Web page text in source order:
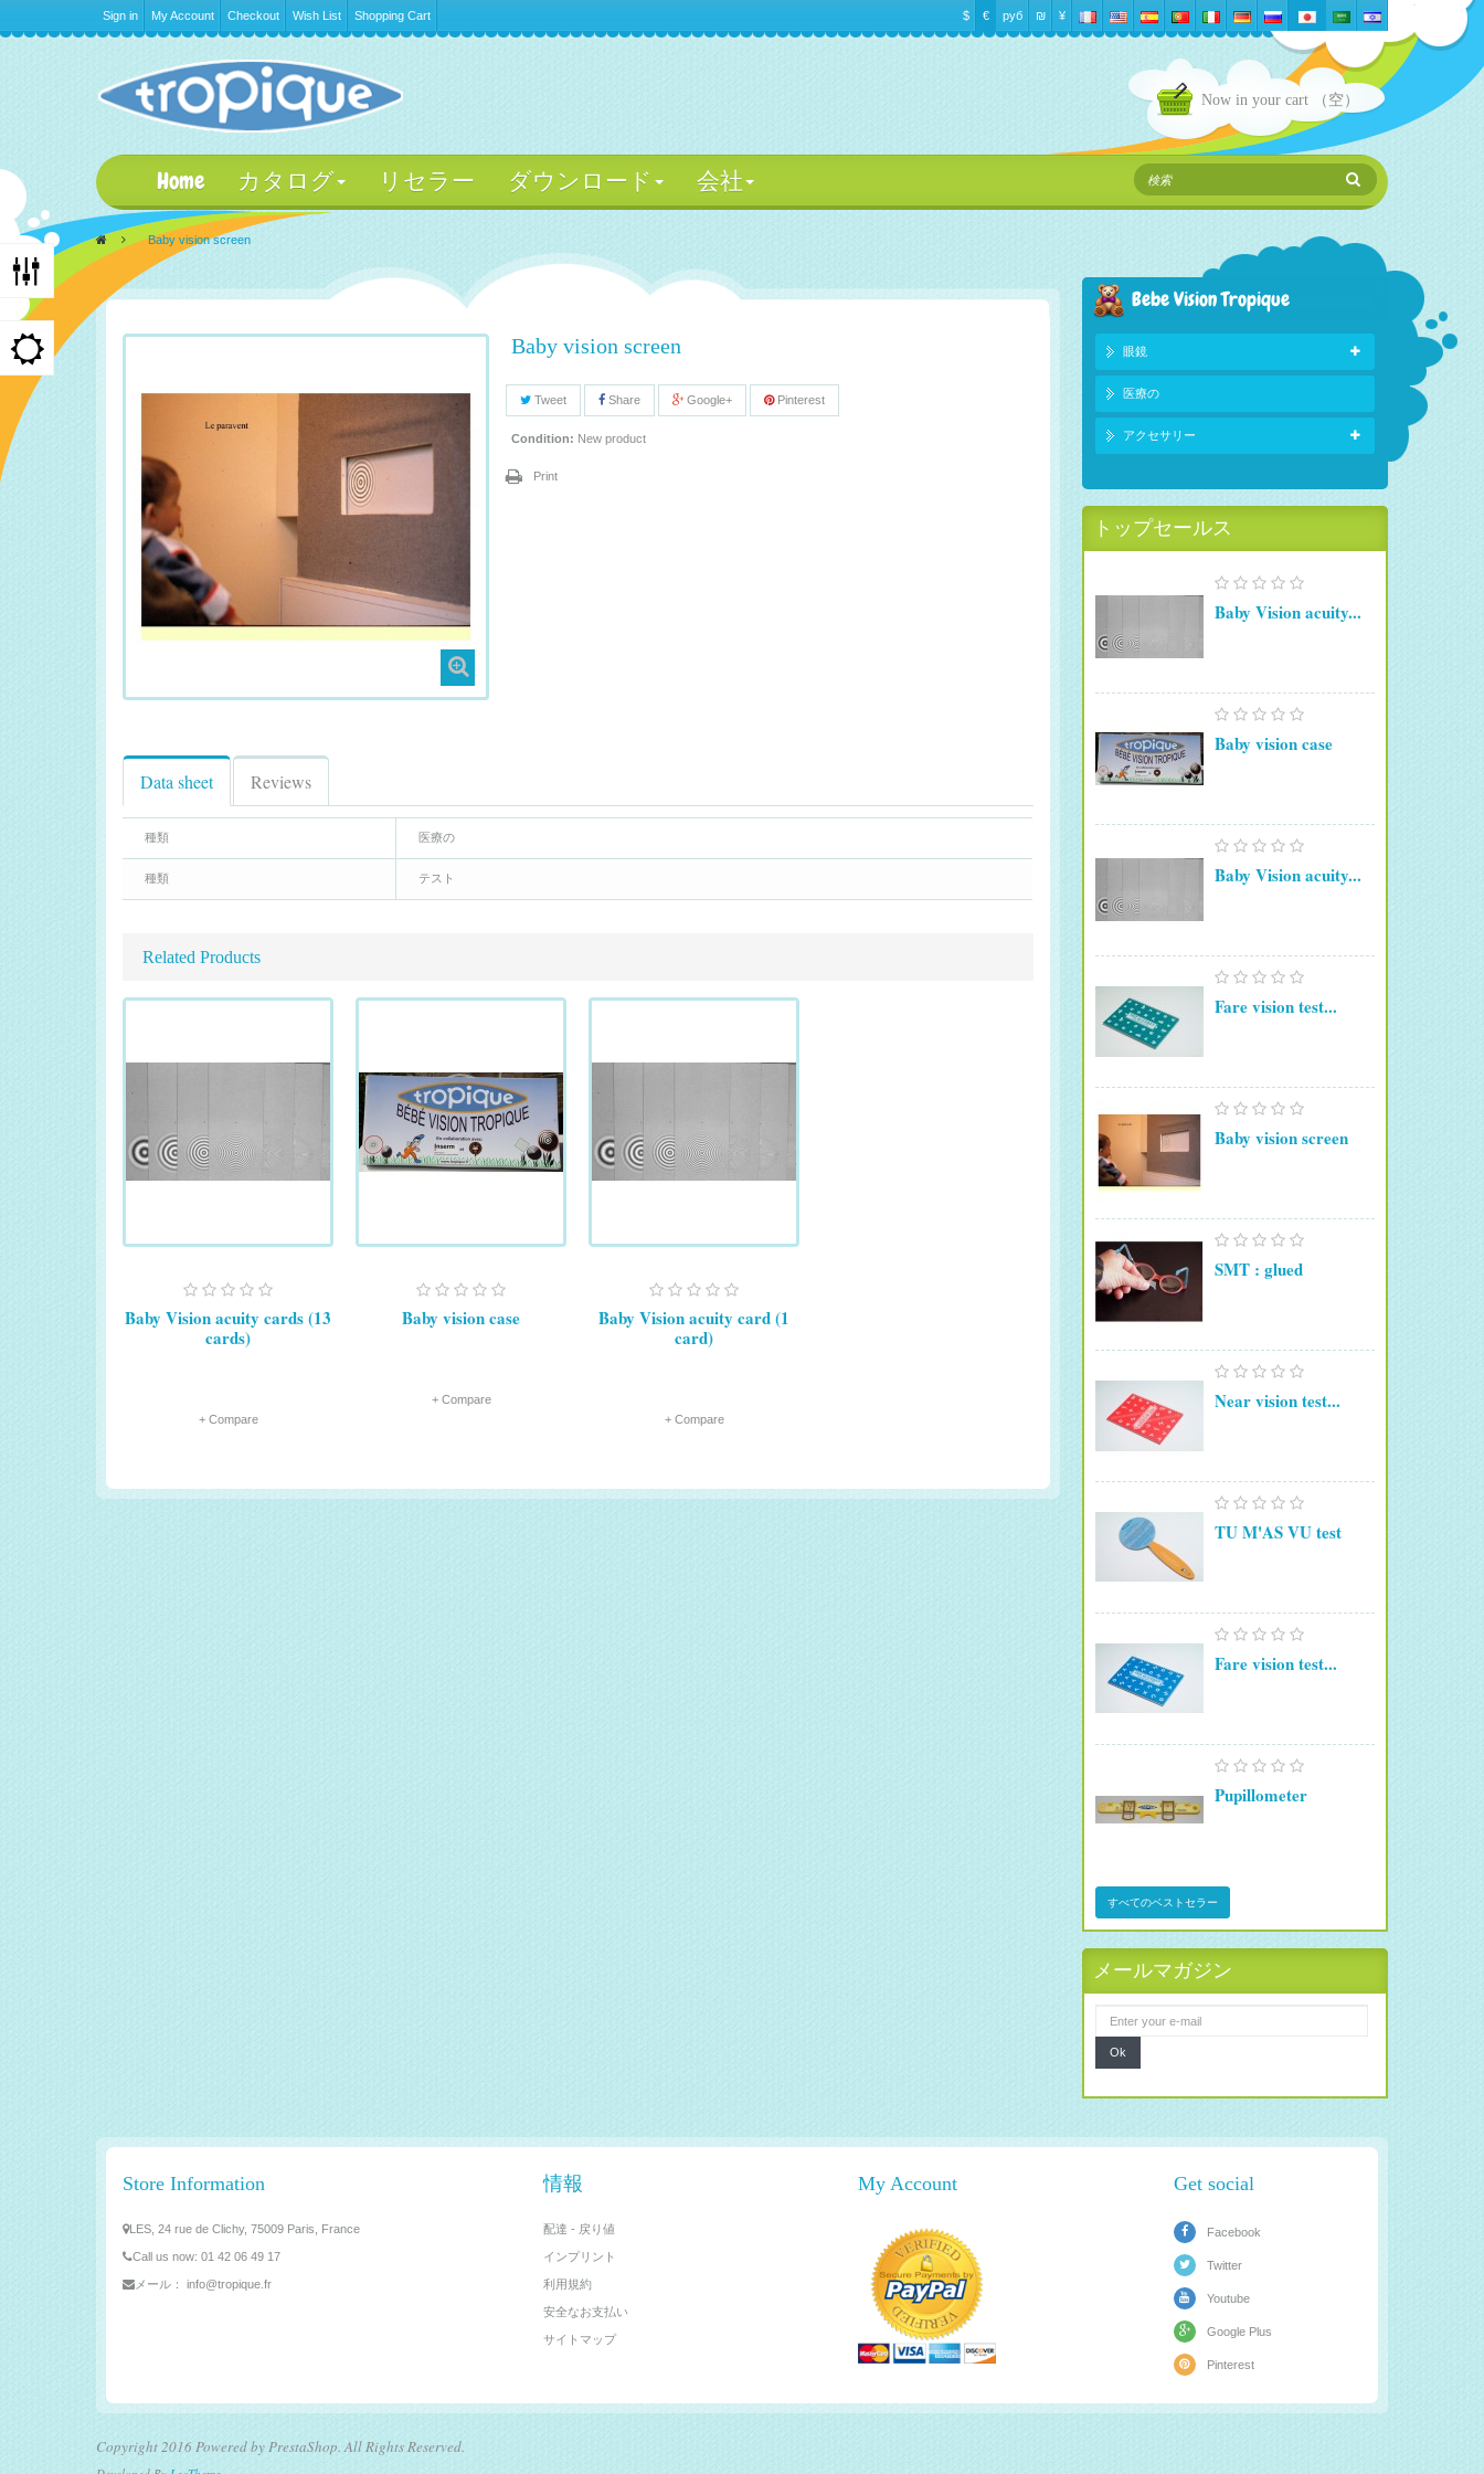
$ € руб ₪‎ ¥
Sign in My Account Checkout Wish List Shopping Cart
Now in your cart （空）
Home カタログ リセラー ダウンロード 会社
> Baby vision screen
Baby vision screen
Tweet Share Google+ Pinterest
Condition: New product
Print
Data sheet Reviews
種類 医療の
種類 テスト
Related Products
Baby Vision acuity cards (13
cards)
+ Compare
Baby vision case
+ Compare
Baby Vision acuity card (1
card)
+ Compare
Bebe Vision Tropique
眼鏡
医療の
アクセサリー
トップセールス
Baby Vision acuity...
Baby vision case
Baby Vision acuity...
Fare vision test...
Baby vision screen
SMT : glued
Near vision test...
TU M'AS VU test
Fare vision test...
Pupillometer
すべてのベストセラー
メールマガジン
Ok
Store Information
LES, 24 rue de Clichy, 75009 Paris, France
Call us now: 01 42 06 49 17
メール： info@tropique.fr
情報
配達 - 戻り値
インプリント
利用規約
安全なお支払い
サイトマップ
My Account Get social
Facebook
Twitter
Youtube
Google Plus
Pinterest
Copyright 2016 Powered by PrestaShop. All Rights Reserved.